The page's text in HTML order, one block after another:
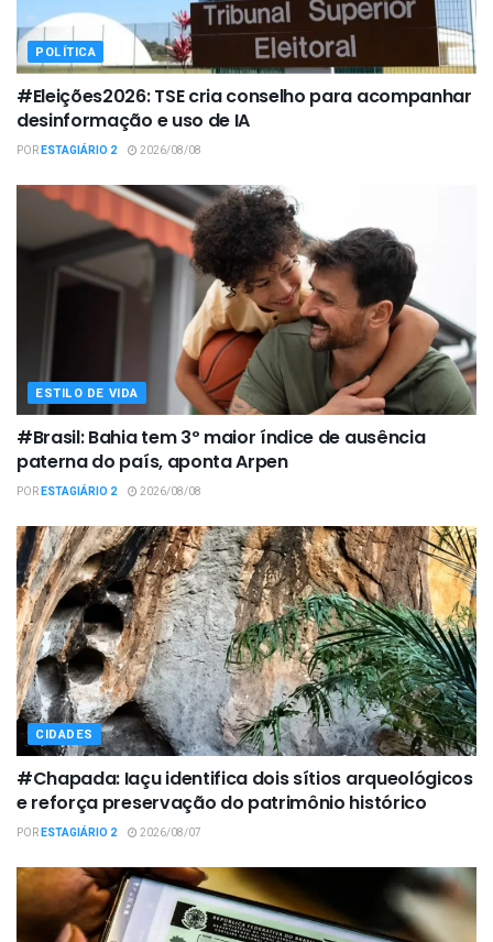
POLÍTICA
#Eleições2026: TSE cria conselho para acompanhar
desinformação e uso de IA
PORESTAGIÁRIO 2 2026/08/08
ESTILO DE VIDA
#Brasil: Bahia tem 3º maior índice de ausência
paterna do país, aponta Arpen
PORESTAGIÁRIO 2 2026/08/08
CIDADES
#Chapada: Iaçu identifica dois sítios arqueológicos
e reforça preservação do patrimônio histórico
PORESTAGIÁRIO 2 2026/08/07